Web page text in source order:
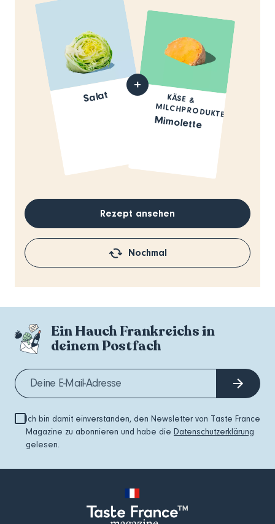
Salat KÄSE &
MILCHPRODUKTE
Mimolette
Rezept ansehen
Nochmal
Ein Hauch Frankreichs in
deinem Postfach
Ich bin damit einverstanden, den Newsletter von Taste France
Magazine zu abonnieren und habe die Datenschutzerklärung
gelesen.